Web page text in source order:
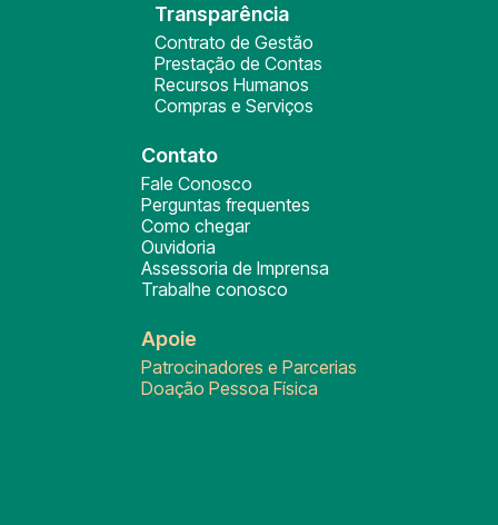
Transparência
Contrato de Gestão
Prestação de Contas
Recursos Humanos
Compras e Serviços
Contato
Fale Conosco
Perguntas frequentes
Como chegar
Ouvidoria
Assessoria de Imprensa
Trabalhe conosco
Apoie
Patrocinadores e Parcerias
Doação Pessoa Física